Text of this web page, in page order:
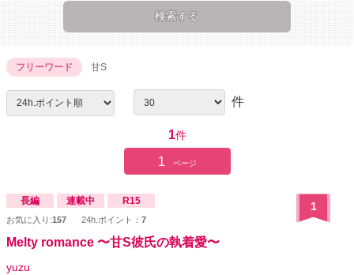
フリーワード 甘S
件
1件
1 ページ
長編 連載中 R15
お気に入り:157 24h.ポイント： 7
1
Melty romance 〜甘S彼氏の執着愛〜
yuzu